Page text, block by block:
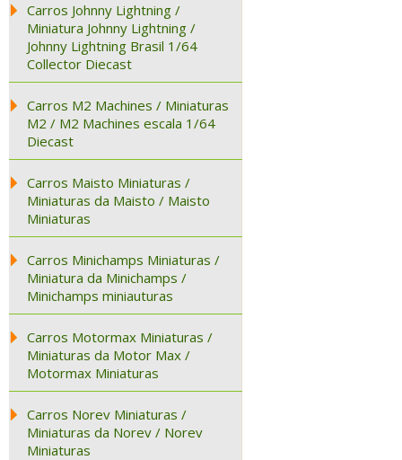
Carros Johnny Lightning /
Miniatura Johnny Lightning /
Johnny Lightning Brasil 1/64
Collector Diecast
Carros M2 Machines / Miniaturas
M2 / M2 Machines escala 1/64
Diecast
Carros Maisto Miniaturas /
Miniaturas da Maisto / Maisto
Miniaturas
Carros Minichamps Miniaturas /
Miniatura da Minichamps /
Minichamps miniauturas
Carros Motormax Miniaturas /
Miniaturas da Motor Max /
Motormax Miniaturas
Carros Norev Miniaturas /
Miniaturas da Norev / Norev
Miniaturas